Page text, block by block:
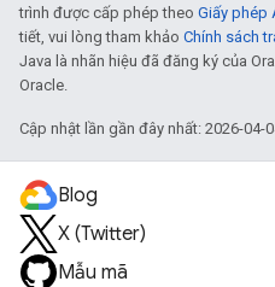
trình được cấp phép theo Giấy phép
tiết, vui lòng tham khảo Chính sách
Java là nhãn hiệu đã đăng ký của
Oracle.
Cập nhật lần gần đây nhất: 2026-04-
Blog
X (Twitter)
Mẫu mã